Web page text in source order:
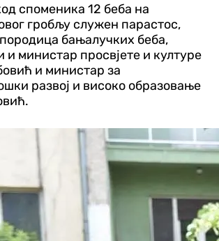
споменика 12 беба на
гробљу служен парастос,
бањалучких беба,
и министар просвјете и културе
и министар за
развој и високо образовање